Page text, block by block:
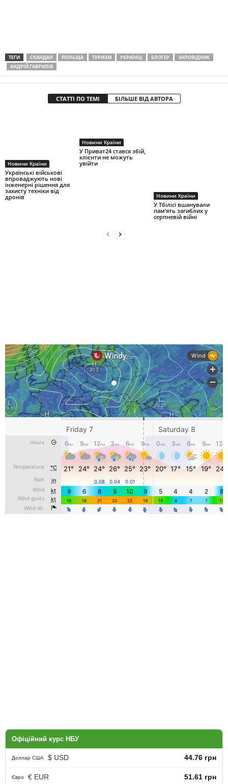
ТЕГИ СКАНДАЛ ПОЛЬЩА ТУРИЗМ УКРАЇНЦІ БЛОГЕР
ЗАПОВІДНИК
АНДРІЙ ГАВРИЛІВ
СТАТТІ ПО ТЕМІ БІЛЬШЕ ВІД АВТОРА
Новини Країни
Українські військові
впроваджують нові
інженерні рішення для
захисту техніки від
дронів
Новини Країни
У Приват24 стався збій,
клієнти не можуть
увійти
Новини Країни
У Тбілісі вшанували
пам’ять загиблих у
серпневій війні
Офіційний курс НБУ
Доллар США $ USD 44.76 грн
Євро € EUR 51.61 грн